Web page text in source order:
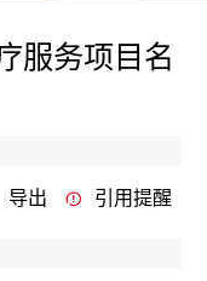
服务项目名
导出 引用提醒